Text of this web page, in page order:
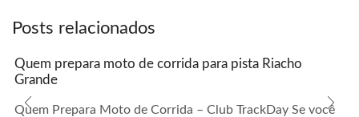
Posts relacionados
Quem prepara moto de corrida para pista Riacho
Grande
Quem Prepara Moto de Corrida – Club TrackDay Se você